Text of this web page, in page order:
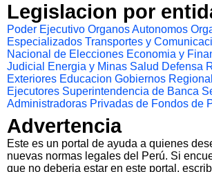
Legislacion por
Poder Ejecutivo Organos Autonomos
Especializados Transportes y
Nacional de Elecciones Economia y
Judicial
Energia y Minas Salud Defensa
Exteriores Educacion Gobiernos
Ejecutores Superintendencia de Banca
Administradoras Privadas de Fondos de
Advertencia
Este es un portal de ayuda a quienes
nuevas normas legales del Perú. Si
que no deberia estar en este portal,